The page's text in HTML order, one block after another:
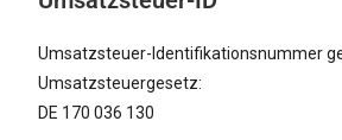
Umsatzsteuer-Identifikationsnummer
Umsatzsteuergesetz:
DE 170 036 130